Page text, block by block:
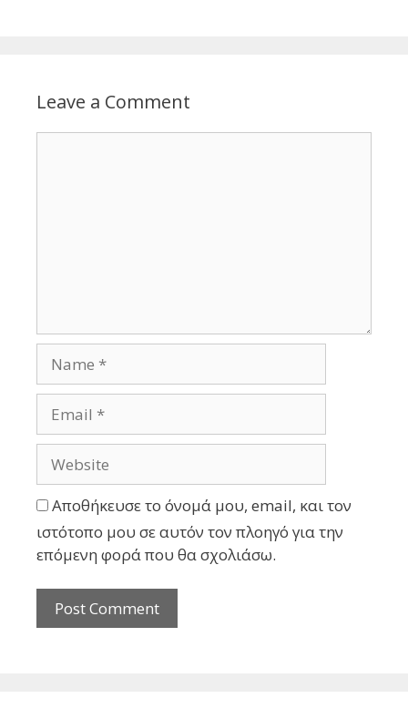
Leave a Comment
Αποθήκευσε το όνομά μου, email, και τον
ιστότοπο μου σε αυτόν τον πλοηγό για την
επόμενη φορά που θα σχολιάσω.